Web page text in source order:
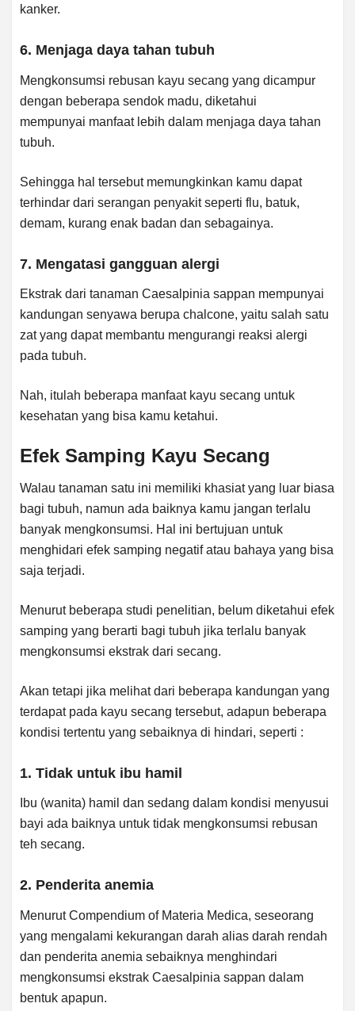
kanker.
6. Menjaga daya tahan tubuh
Mengkonsumsi rebusan kayu secang yang dicampur
dengan beberapa sendok madu, diketahui
mempunyai manfaat lebih dalam menjaga daya tahan
tubuh.
Sehingga hal tersebut memungkinkan kamu dapat
terhindar dari serangan penyakit seperti flu, batuk,
demam, kurang enak badan dan sebagainya.
7. Mengatasi gangguan alergi
Ekstrak dari tanaman Caesalpinia sappan mempunyai
kandungan senyawa berupa chalcone, yaitu salah satu
zat yang dapat membantu mengurangi reaksi alergi
pada tubuh.
Nah, itulah beberapa manfaat kayu secang untuk
kesehatan yang bisa kamu ketahui.
Efek Samping Kayu Secang
Walau tanaman satu ini memiliki khasiat yang luar biasa
bagi tubuh, namun ada baiknya kamu jangan terlalu
banyak mengkonsumsi. Hal ini bertujuan untuk
menghidari efek samping negatif atau bahaya yang bisa
saja terjadi.
Menurut beberapa studi penelitian, belum diketahui efek
samping yang berarti bagi tubuh jika terlalu banyak
mengkonsumsi ekstrak dari secang.
Akan tetapi jika melihat dari beberapa kandungan yang
terdapat pada kayu secang tersebut, adapun beberapa
kondisi tertentu yang sebaiknya di hindari, seperti :
1. Tidak untuk ibu hamil
Ibu (wanita) hamil dan sedang dalam kondisi menyusui
bayi ada baiknya untuk tidak mengkonsumsi rebusan
teh secang.
2. Penderita anemia
Menurut Compendium of Materia Medica, seseorang
yang mengalami kekurangan darah alias darah rendah
dan penderita anemia sebaiknya menghindari
mengkonsumsi ekstrak Caesalpinia sappan dalam
bentuk apapun.